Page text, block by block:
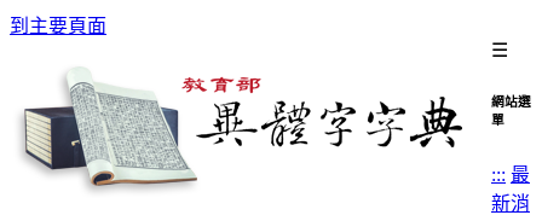
到主要頁面
☰
網站選
單
::: 最
新消